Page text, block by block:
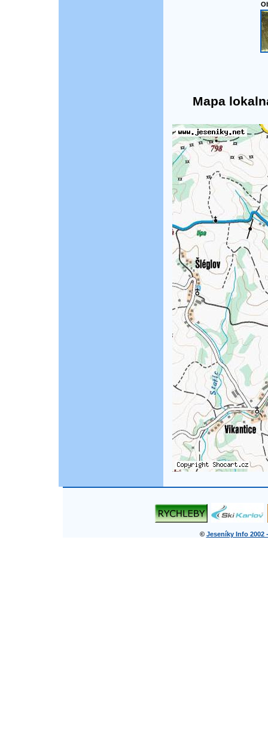
Mapa
© Jeseníky Info 2002